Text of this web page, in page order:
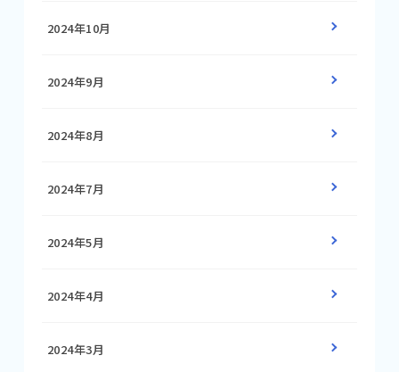
2024年10月
2024年9月
2024年8月
2024年7月
2024年5月
2024年4月
2024年3月